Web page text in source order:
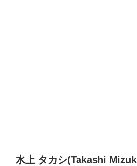
水上 タカシ(Takashi